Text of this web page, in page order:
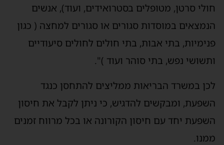
חולי סרטן, מטופלים בסטרואידים, ועוד), אנשים
הנמצאים במוסדות סגורים או סגורים למחצה ( כגון
פנימיות, בתי אבות, בתי חולים לחולים סיעודיים
ותשושי נפש, בתי סוהר ועוד )".
לכן במשרד הבריאות ממליצים להתחסן כנגד
השפעת, ומבקשים להדגיש, כי ניתן לקבל את חיסון
השפעת יחד עם חיסון הקורונה או בכל מרווח זמנים
ממנו.